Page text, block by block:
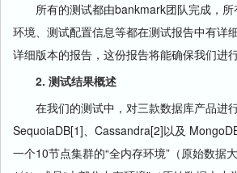
所有的测试都由bankmark团队完成，所
环境、测试配置信息等都在测试报告中有详
详细版本的报告，这份报告将能确保我们进
2. 测试结果概述
在我们的测试中，对三款数据库产品进行
SequoiaDB[1]、Cassandra[2]以及
一个10节点集群的“全内存环境”（原始数据